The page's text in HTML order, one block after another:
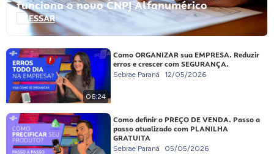
funciona o novo CNPJ Alfanumérico
ACESSAR
06:24
Como ORGANIZAR sua EMPRESA. Reduzir
erros e crescer com SEGURANÇA.
Sebrae Paraná 12/05/2026
Como definir o PREÇO DE VENDA. Passo a
passo atualizado com PLANILHA
GRATUITA
Sebrae Paraná 05/05/2026